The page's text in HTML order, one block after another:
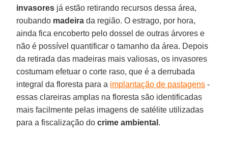
invasores já estão retirando recursos dessa área,
roubando madeira da região. O estrago, por hora,
ainda fica encoberto pelo dossel de outras árvores e
não é possível quantificar o tamanho da área. Depois
da retirada das madeiras mais valiosas, os invasores
costumam efetuar o corte raso, que é a derrubada
integral da floresta para a implantação de pastagens -
essas clareiras amplas na floresta são identificadas
mais facilmente pelas imagens de satélite utilizadas
para a fiscalização docrime ambiental .